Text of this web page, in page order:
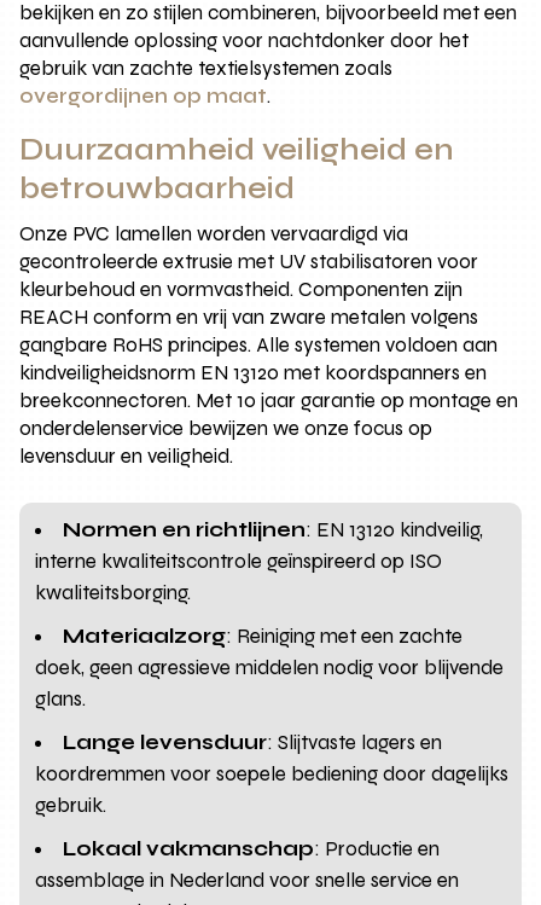
bekijken en zo stijlen combineren, bijvoorbeeld met een
aanvullende oplossing voor nachtdonker door het
gebruik van zachte textielsystemen zoals
overgordijnen op maat.
Duurzaamheid veiligheid en
betrouwbaarheid
Onze PVC lamellen worden vervaardigd via
gecontroleerde extrusie met UV stabilisatoren voor
kleurbehoud en vormvastheid. Componenten zijn
REACH conform en vrij van zware metalen volgens
gangbare RoHS principes. Alle systemen voldoen aan
kindveiligheidsnorm EN 13120 met koordspanners en
breekconnectoren. Met 10 jaar garantie op montage en
onderdelenservice bewijzen we onze focus op
levensduur en veiligheid.
Normen en richtlijnen: EN 13120 kindveilig,
interne kwaliteitscontrole geïnspireerd op ISO
kwaliteitsborging.
Materiaalzorg: Reiniging met een zachte
doek, geen agressieve middelen nodig voor blijvende
glans.
Lange levensduur: Slijtvaste lagers en
koordremmen voor soepele bediening door dagelijks
gebruik.
Lokaal vakmanschap: Productie en
assemblage in Nederland voor snelle service en